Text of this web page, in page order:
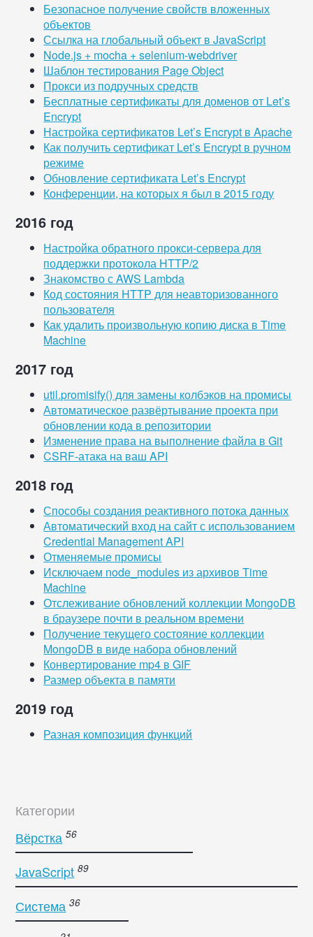
Безопасное получение свойств вложенных
объектов
Ссылка на глобальный объект в JavaScript
Node.js + mocha + selenium-webdriver
Шаблон тестирования Page Object
Прокси из подручных средств
Бесплатные сертификаты для доменов от Let’s
Encrypt
Настройка сертификатов Let’s Encrypt в Apache
Как получить сертификат Let’s Encrypt в ручном
режиме
Обновление сертификата Let’s Encrypt
Конференции, на которых я был в 2015 году
2016 год
Настройка обратного прокси-сервера для
поддержки протокола HTTP/2
Знакомство с AWS Lambda
Код состояния HTTP для неавторизованного
пользователя
Как удалить произвольную копию диска в Time
Machine
2017 год
util.promisify() для замены колбэков на промисы
Автоматическое развёртывание проекта при
обновлении кода в репозитории
Изменение права на выполнение файла в Git
CSRF-атака на ваш API
2018 год
Способы создания реактивного потока данных
Автоматический вход на сайт с использованием
Credential Management API
Отменяемые промисы
Исключаем node_modules из архивов Time
Machine
Отслеживание обновлений коллекции MongoDB
в браузере почти в реальном времени
Получение текущего состояние коллекции
MongoDB в виде набора обновлений
Конвертирование mp4 в GIF
Размер объекта в памяти
2019 год
Разная композиция функций
Категории
Вёрстка
JavaScript
Система